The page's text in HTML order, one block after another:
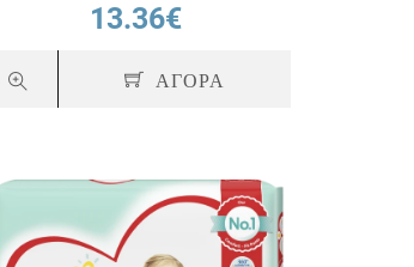
13.36€
ΑΓΟΡΑ